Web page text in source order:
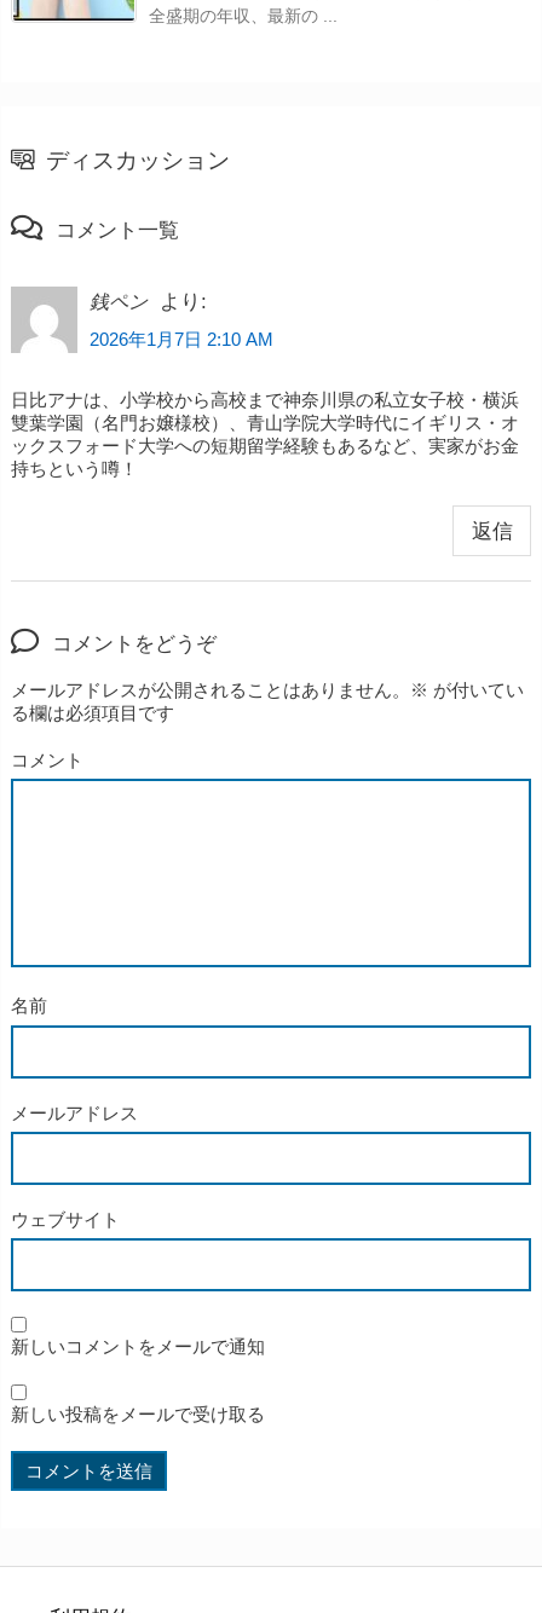
全盛期の年収、最新の ...
ディスカッション
コメント一覧
銭ペン より:
2026年1月7日 2:10 AM
日比アナは、小学校から高校まで神奈川県の私立女子校・横浜
雙葉学園（名門お嬢様校）、青山学院大学時代にイギリス・オ
ックスフォード大学への短期留学経験もあるなど、実家がお金
持ちという噂！
返信
コメントをどうぞ
メールアドレスが公開されることはありません。 ※ が付いてい
る欄は必須項目です
コメント
名前
メールアドレス
ウェブサイト
新しいコメントをメールで通知
新しい投稿をメールで受け取る